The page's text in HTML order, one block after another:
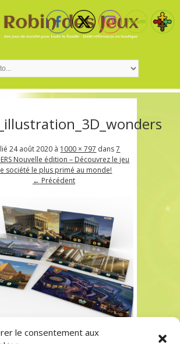
le consentement aux
24 août 2020 à 1000 × 797 dans7
Nouvelle édition – Découvrez le jeu
société le plus primé au monde!
← Précédent
et les trackbacks sont